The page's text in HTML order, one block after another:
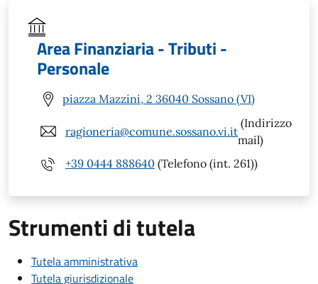
Area Finanziaria - Tributi -
Personale
piazza Mazzini, 2 36040 Sossano (VI)
ragioneria@comune.sossano.vi.it
(Indirizzo
mail)
+39 0444 888640 (Telefono (int. 261))
Strumenti di tutela
Tutela amministrativa
Tutela giurisdizionale